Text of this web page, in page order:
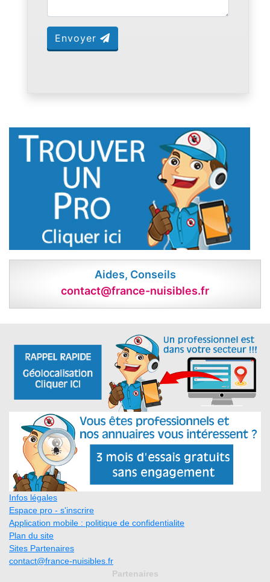
Envoyer
Aides, Conseils
contact@france-nuisibles.fr
Infos légales
Espace pro - s'inscrire
Application mobile : politique de confidentialite
Plan du site
Sites Partenaires
contact@france-nuisibles.fr
Partenaires